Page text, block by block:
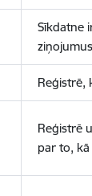
Sīkdatne
Reģistrē,
Reģistrē
par to,